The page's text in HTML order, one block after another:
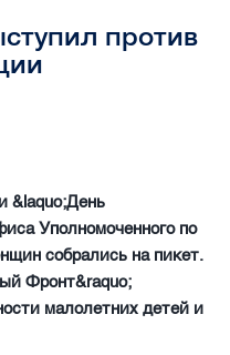
против
&laquo;День
Уполномоченного по
собрались на пикет.
Фронт&raquo;
малолетних детей и